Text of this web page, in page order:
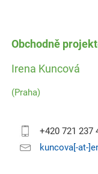
Obchodně
Irena Kuncová
(Praha)
+420 721 237
kuncova[-at-